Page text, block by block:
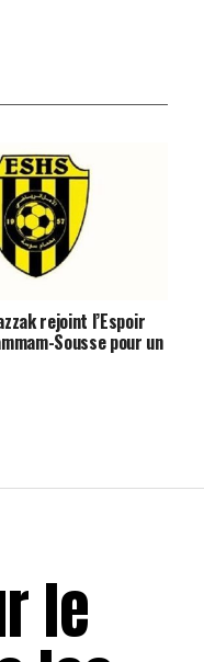
rejoint l’Espoir
Sousse pour un
le